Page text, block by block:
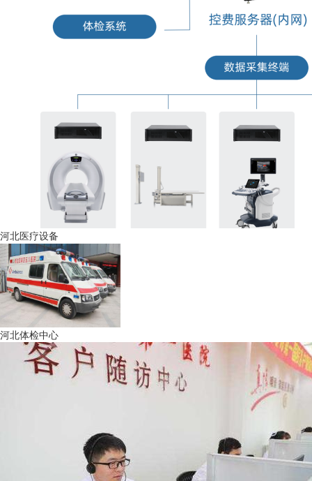
河北医疗设备
河北体检中心